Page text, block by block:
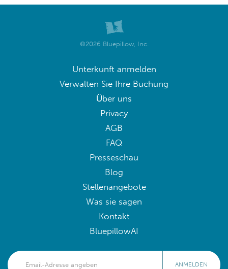
©2026 Bluepillow, Inc.
Unterkunft anmelden
Verwalten Sie Ihre Buchung
Über uns
Privacy
AGB
FAQ
Presseschau
Blog
Stellenangebote
Was sie sagen
Kontakt
BluepillowAI
ANMELDEN